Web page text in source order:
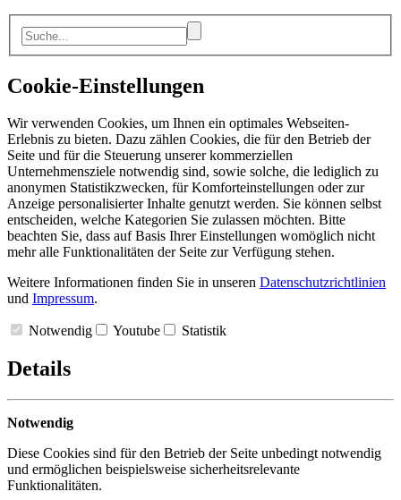
Cookie-Einstellungen
Wir verwenden Cookies, um Ihnen ein optimales Webseiten-
Erlebnis zu bieten. Dazu zählen Cookies, die für den Betrieb der
Seite und für die Steuerung unserer kommerziellen
Unternehmensziele notwendig sind, sowie solche, die lediglich zu
anonymen Statistikzwecken, für Komforteinstellungen oder zur
Anzeige personalisierter Inhalte genutzt werden. Sie können selbst
entscheiden, welche Kategorien Sie zulassen möchten. Bitte
beachten Sie, dass auf Basis Ihrer Einstellungen womöglich nicht
mehr alle Funktionalitäten der Seite zur Verfügung stehen.
Weitere Informationen finden Sie in unseren Datenschutzrichtlinien
und Impressum.
Notwendig Youtube Statistik
Details
Notwendig
Diese Cookies sind für den Betrieb der Seite unbedingt notwendig
und ermöglichen beispielsweise sicherheitsrelevante
Funktionalitäten.